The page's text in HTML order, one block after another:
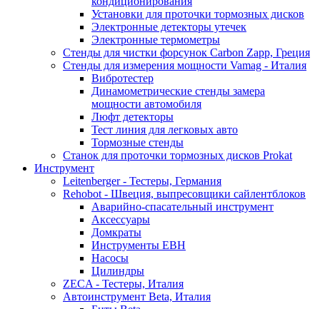
Установки для проточки тормозных дисков
Электронные детекторы утечек
Электронные термометры
Стенды для чистки форсунок Carbon Zapp, Греция
Стенды для измерения мощности Vamag - Италия
Вибротестер
Динамометрические стенды замера
мощности автомобиля
Люфт детекторы
Тест линия для легковых авто
Тормозные стенды
Станок для проточки тормозных дисков Prokat
Инструмент
Leitenberger - Тестеры, Германия
Rehobot - Швеция, выпресовщики сайлентблоков
Аварийно-спасательный инструмент
Аксессуары
Домкраты
Инструменты EBH
Насосы
Цилиндры
ZECA - Тестеры, Италия
Автоинструмент Beta, Италия